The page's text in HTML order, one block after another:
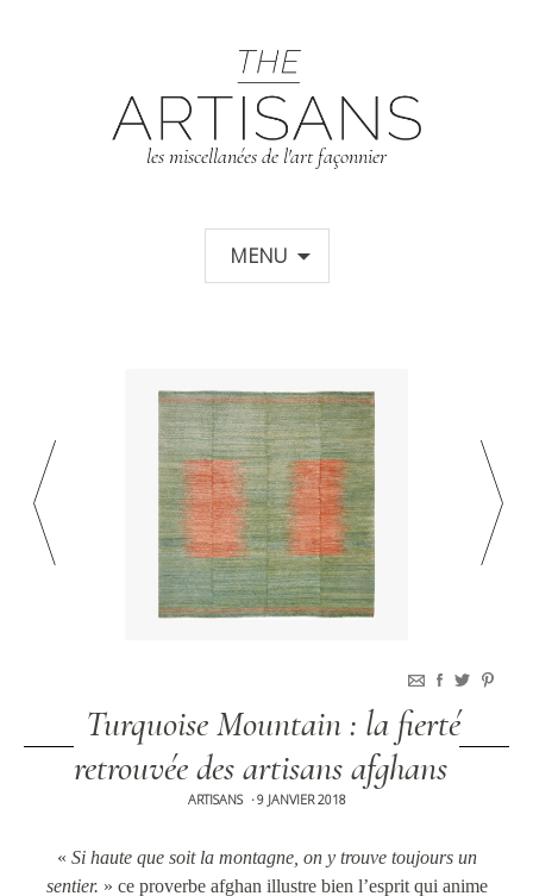
les miscellanées de l'art façonnier
MENU
Turquoise Mountain : la fierté
retrouvée des artisans afghans
ARTISANS •9 JANVIER 2018
« Si haute que soit la montagne, on y trouve toujours un
sentier. » ce proverbe afghan illustre bien l’esprit qui anime